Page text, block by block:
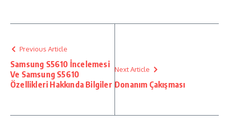
Previous Article
Samsung S5610 İncelemesi
Ve Samsung S5610
Özellikleri Hakkında Bilgiler
Next Article
Donanım Çakışması